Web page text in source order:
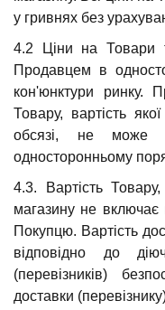
у гривнях без
4.2 Ціни на Товари
Продавцем в
кон'юнктури ринку.
Товару, вартість
обсязі, не може
односторонньому
4.3. Вартість
магазину не включає
Покупцю. Вартість
відповідно до
(перевізників)
доставки